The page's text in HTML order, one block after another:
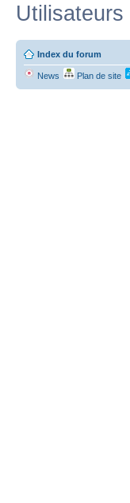
Index du forum
News Plan de site